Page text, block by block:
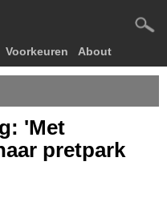
Voorkeuren About
'Met
pretpark